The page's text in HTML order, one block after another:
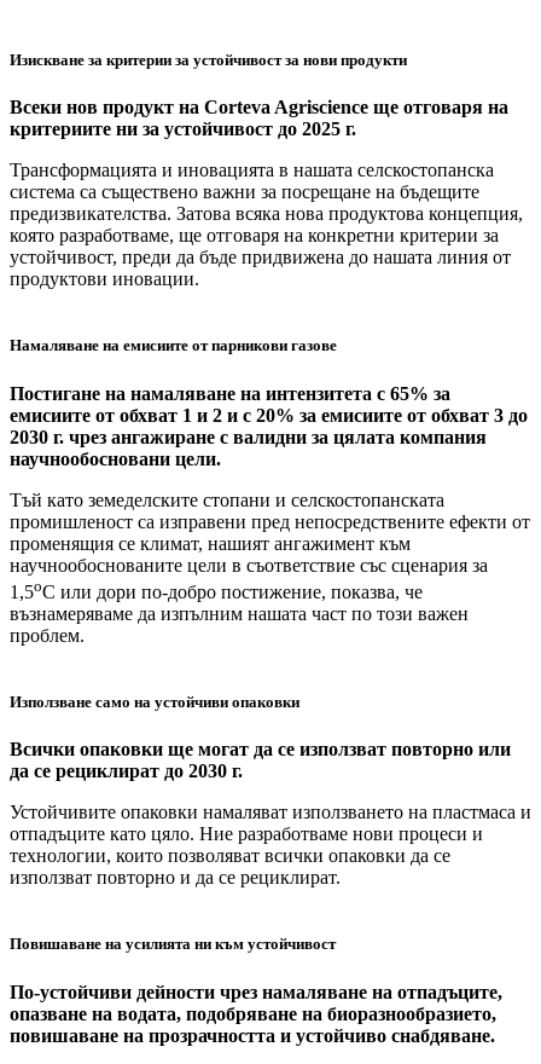
Изискване за критерии за устойчивост за нови продукти
Всеки нов продукт на Corteva Agriscience ще отговаря на
критериите ни за устойчивост до 2025 г.
Трансформацията и иновацията в нашата селскостопанска
система са съществено важни за посрещане на бъдещите
предизвикателства. Затова всяка нова продуктова концепция,
която разработваме, ще отговаря на конкретни критерии за
устойчивост, преди да бъде придвижена до нашата линия от
продуктови иновации.
Намаляване на емисиите от парникови газове
Постигане на намаляване на интензитета с 65% за
емисиите от обхват 1 и 2 и с 20% за емисиите от обхват 3 до
2030 г. чрез ангажиране с валидни за цялата компания
научнообосновани цели.
Тъй като земеделските стопани и селскостопанската
промишленост са изправени пред непосредствените ефекти от
променящия се климат, нашият ангажимент към
научнообоснованите цели в съответствие със сценария за
1,5oC или дори по-добро постижение, показва, че
възнамеряваме да изпълним нашата част по този важен
проблем.
Използване само на устойчиви опаковки
Всички опаковки ще могат да се използват повторно или
да се рециклират до 2030 г.
Устойчивите опаковки намаляват използването на пластмаса и
отпадъците като цяло. Ние разработваме нови процеси и
технологии, които позволяват всички опаковки да се
използват повторно и да се рециклират.
Повишаване на усилията ни към устойчивост
По-устойчиви дейности чрез намаляване на отпадъците,
опазване на водата, подобряване на биоразнообразието,
повишаване на прозрачността и устойчиво снабдяване.